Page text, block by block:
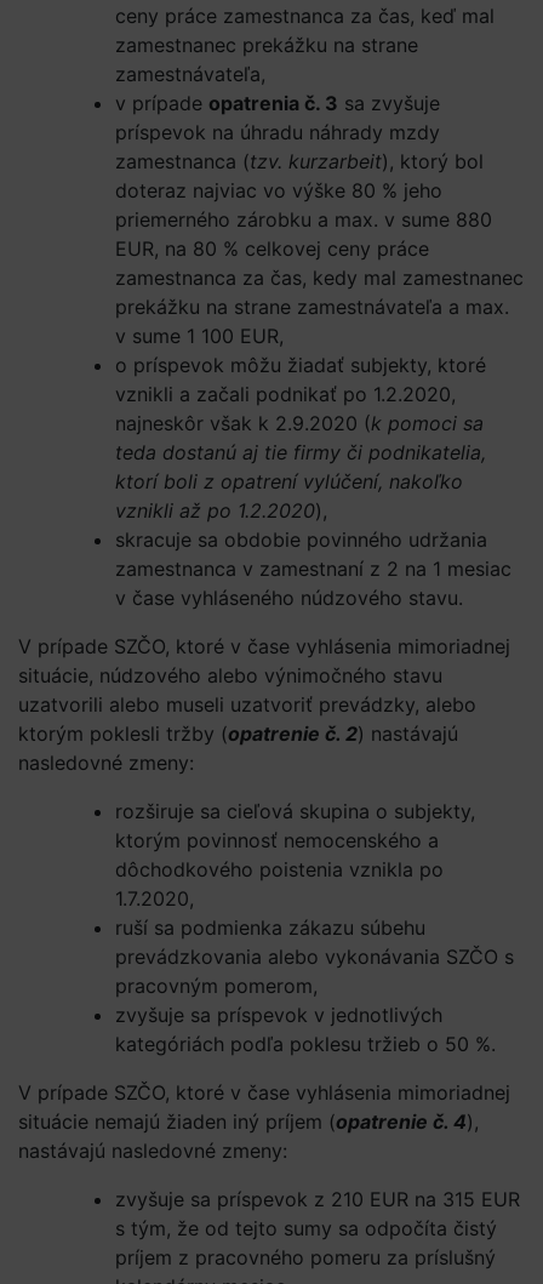
ceny práce zamestnanca za čas, keď mal
zamestnanec prekážku na strane
zamestnávateľa,
v prípade opatrenia č. 3 sa zvyšuje
príspevok na úhradu náhrady mzdy
zamestnanca (tzv. kurzarbeit), ktorý bol
doteraz najviac vo výške 80 % jeho
priemerného zárobku a max. v sume 880
EUR, na 80 % celkovej ceny práce
zamestnanca za čas, kedy mal zamestnanec
prekážku na strane zamestnávateľa a max.
v sume 1 100 EUR,
o príspevok môžu žiadať subjekty, ktoré
vznikli a začali podnikať po 1.2.2020,
najneskôr však k 2.9.2020 (k pomoci sa
teda dostanú aj tie firmy či podnikatelia,
ktorí boli z opatrení vylúčení, nakoľko
vznikli až po 1.2.2020),
skracuje sa obdobie povinného udržania
zamestnanca v zamestnaní z 2 na 1 mesiac
v čase vyhláseného núdzového stavu.
V prípade SZČO, ktoré v čase vyhlásenia mimoriadnej
situácie, núdzového alebo výnimočného stavu
uzatvorili alebo museli uzatvoriť prevádzky, alebo
ktorým poklesli tržby (opatrenie č. 2) nastávajú
nasledovné zmeny:
rozširuje sa cieľová skupina o subjekty,
ktorým povinnosť nemocenského a
dôchodkového poistenia vznikla po
1.7.2020,
ruší sa podmienka zákazu súbehu
prevádzkovania alebo vykonávania SZČO s
pracovným pomerom,
zvyšuje sa príspevok v jednotlivých
kategóriách podľa poklesu tržieb o 50 %.
V prípade SZČO, ktoré v čase vyhlásenia mimoriadnej
situácie nemajú žiaden iný príjem (opatrenie č. 4),
nastávajú nasledovné zmeny:
zvyšuje sa príspevok z 210 EUR na 315 EUR
s tým, že od tejto sumy sa odpočíta čistý
príjem z pracovného pomeru za príslušný